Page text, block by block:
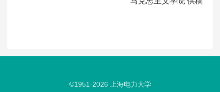
©1951-2026 上海电力大学